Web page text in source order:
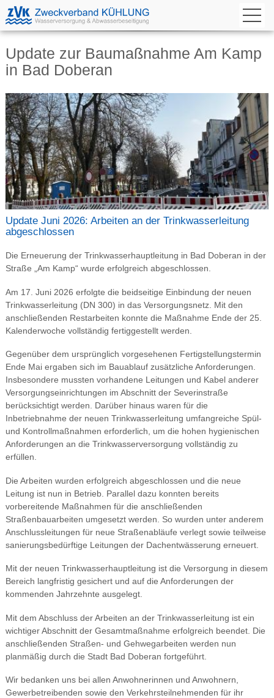
Update zur Baumaßnahme Am Kamp
in Bad Doberan
Update Juni 2026: Arbeiten an der Trinkwasserleitung
abgeschlossen
Die Erneuerung der Trinkwasserhauptleitung in Bad Doberan in der
Straße „Am Kamp“ wurde erfolgreich abgeschlossen.
Am 17. Juni 2026 erfolgte die beidseitige Einbindung der neuen
Trinkwasserleitung (DN 300) in das Versorgungsnetz. Mit den
anschließenden Restarbeiten konnte die Maßnahme Ende der 25.
Kalenderwoche vollständig fertiggestellt werden.
Gegenüber dem ursprünglich vorgesehenen Fertigstellungstermin
Ende Mai ergaben sich im Bauablauf zusätzliche Anforderungen.
Insbesondere mussten vorhandene Leitungen und Kabel anderer
Versorgungseinrichtungen im Abschnitt der Severinstraße
berücksichtigt werden. Darüber hinaus waren für die
Inbetriebnahme der neuen Trinkwasserleitung umfangreiche Spül-
und Kontrollmaßnahmen erforderlich, um die hohen hygienischen
Anforderungen an die Trinkwasserversorgung vollständig zu
erfüllen.
Die Arbeiten wurden erfolgreich abgeschlossen und die neue
Leitung ist nun in Betrieb. Parallel dazu konnten bereits
vorbereitende Maßnahmen für die anschließenden
Straßenbauarbeiten umgesetzt werden. So wurden unter anderem
Anschlussleitungen für neue Straßenabläufe verlegt sowie teilweise
sanierungsbedürftige Leitungen der Dachentwässerung erneuert.
Mit der neuen Trinkwasserhauptleitung ist die Versorgung in diesem
Bereich langfristig gesichert und auf die Anforderungen der
kommenden Jahrzehnte ausgelegt.
Mit dem Abschluss der Arbeiten an der Trinkwasserleitung ist ein
wichtiger Abschnitt der Gesamtmaßnahme erfolgreich beendet. Die
anschließenden Straßen- und Gehwegarbeiten werden nun
planmäßig durch die Stadt Bad Doberan fortgeführt.
Wir bedanken uns bei allen Anwohnerinnen und Anwohnern,
Gewerbetreibenden sowie den Verkehrsteilnehmenden für ihr